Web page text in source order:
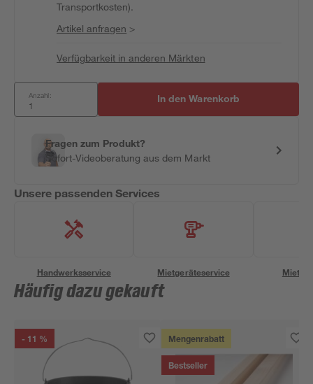
Transportkosten).
Artikel anfragen >
Verfügbarkeit in anderen Märkten
Anzahl: In den Warenkorb
Fragen zum Produkt?
Sofort-Videoberatung aus dem Markt
Unsere passenden Services
Handwerksservice Mietgeräteservice
Häufig dazu gekauft
- 11 % Mengenrabatt
Bestseller